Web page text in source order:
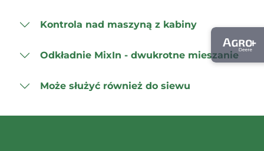
Kontrola nad maszyną z kabiny
Odkładnie MixIn - dwukrotne mieszanie
Może służyć również do siewu